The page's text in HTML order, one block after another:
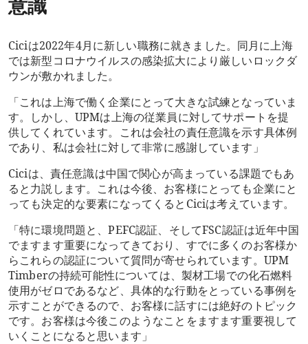
Ciciは2022年4月に新しい職務に就きました。同月に上海
では新型コロナウイルスの感染拡大により厳しいロックダ
ウンが敷かれました。
「これは上海で働く企業にとって大きな試練となっていま
す。しかし、UPMは上海の従業員に対してサポートを提
供してくれています。これは会社の責任意識を示す具体例
であり、私は会社に対して非常に感謝しています」
Ciciは、責任意識は中国で関心が高まっている課題でもあ
ると力説します。これは今後、お客様にとっても企業にと
っても決定的な要素になってくるとCiciは考えています。
「特に環境問題と、PEFC認証、そしてFSC認証は近年中国
でますます重要になってきており、すでに多くのお客様か
らこれらの認証について質問が寄せられています。UPM
Timberの持続可能性については、製材工場での化石燃料
使用がゼロであるなど、具体的な行動をとっている事例を
示すことができるので、お客様に話すには絶好のトピック
です。お客様は今後このようなことをますます重要視して
いくことになると思います」